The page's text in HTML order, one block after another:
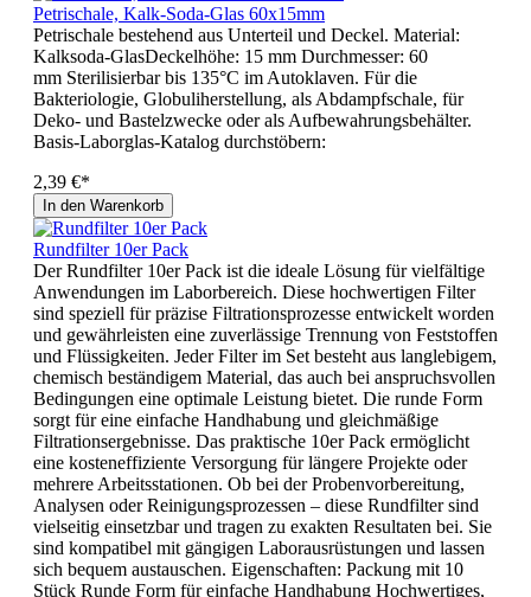
Petrischale, Kalk-Soda-Glas 60x15mm
Petrischale bestehend aus Unterteil und Deckel. Material:
Kalksoda-GlasDeckelhöhe: 15 mm Durchmesser: 60
mm Sterilisierbar bis 135°C im Autoklaven. Für die
Bakteriologie, Globuliherstellung, als Abdampfschale, für
Deko- und Bastelzwecke oder als Aufbewahrungsbehälter.
Basis-Laborglas-Katalog durchstöbern:
2,39 €*
In den Warenkorb
Rundfilter 10er Pack
Der Rundfilter 10er Pack ist die ideale Lösung für vielfältige
Anwendungen im Laborbereich. Diese hochwertigen Filter
sind speziell für präzise Filtrationsprozesse entwickelt worden
und gewährleisten eine zuverlässige Trennung von Feststoffen
und Flüssigkeiten. Jeder Filter im Set besteht aus langlebigem,
chemisch beständigem Material, das auch bei anspruchsvollen
Bedingungen eine optimale Leistung bietet. Die runde Form
sorgt für eine einfache Handhabung und gleichmäßige
Filtrationsergebnisse. Das praktische 10er Pack ermöglicht
eine kosteneffiziente Versorgung für längere Projekte oder
mehrere Arbeitsstationen. Ob bei der Probenvorbereitung,
Analysen oder Reinigungsprozessen – diese Rundfilter sind
vielseitig einsetzbar und tragen zu exakten Resultaten bei. Sie
sind kompatibel mit gängigen Laborausrüstungen und lassen
sich bequem austauschen. Eigenschaften: Packung mit 10
Stück Runde Form für einfache Handhabung Hochwertiges,